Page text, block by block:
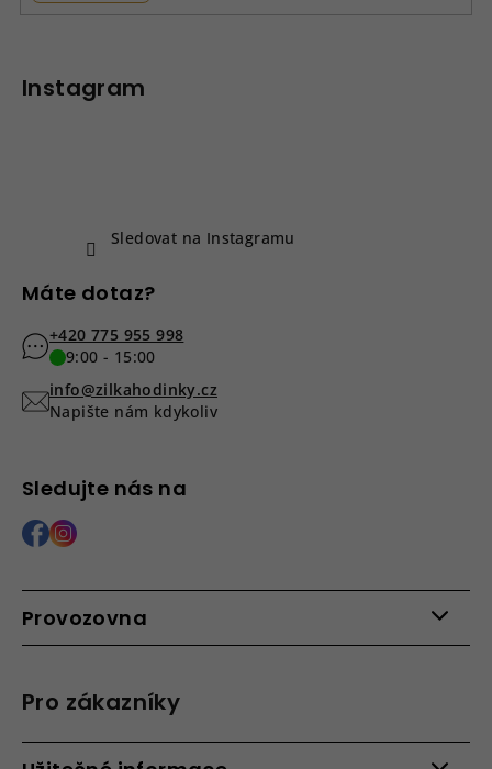
Pro zákazníky
Instagram
Sledovat na Instagramu
Máte dotaz?
+420 775 955 998
9:00 - 15:00
info@zilkahodinky.cz
Napište nám kdykoliv
Sledujte nás na
Provozovna
Roháčova 639, 390 02 Tábor